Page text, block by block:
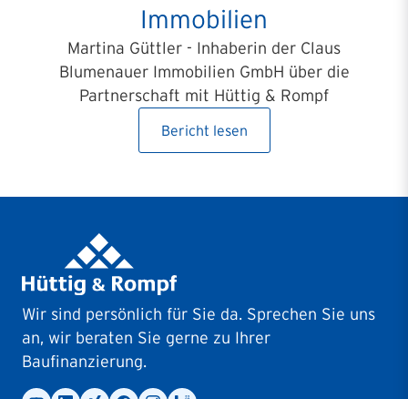
Immobilien
Martina Güttler - Inhaberin der Claus
Blumenauer Immobilien GmbH über die
Partnerschaft mit Hüttig & Rompf
Bericht lesen
Wir sind persönlich für Sie da. Sprechen Sie uns
an, wir beraten Sie gerne zu Ihrer
Baufinanzierung.